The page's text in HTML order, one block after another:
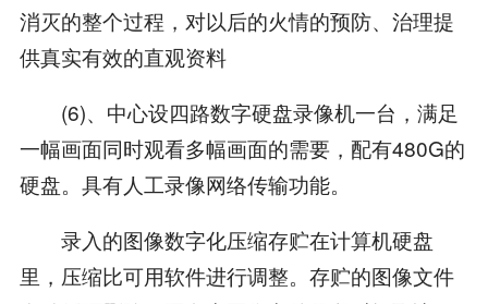
消灭的整个过程，对以后的火情的预防、治理提
供真实有效的直观资料
(6)、中心设四路数字硬盘录像机一台，满足
一幅画面同时观看多幅画面的需要，配有480G的
硬盘。具有人工录像网络传输功能。
录入的图像数字化压缩存贮在计算机硬盘
里，压缩比可用软件进行调整。存贮的图像文件